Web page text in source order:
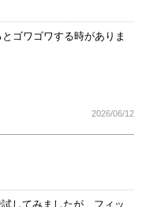
ゴワゴワする時がありま
2026/06/12
してみましたが、フィッ